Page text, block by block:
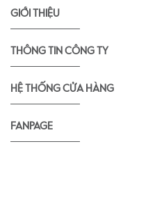
GIỚI THIỆU
THÔNG TIN CÔNG TY
HỆ THỐNG CỬA HÀNG
FANPAGE